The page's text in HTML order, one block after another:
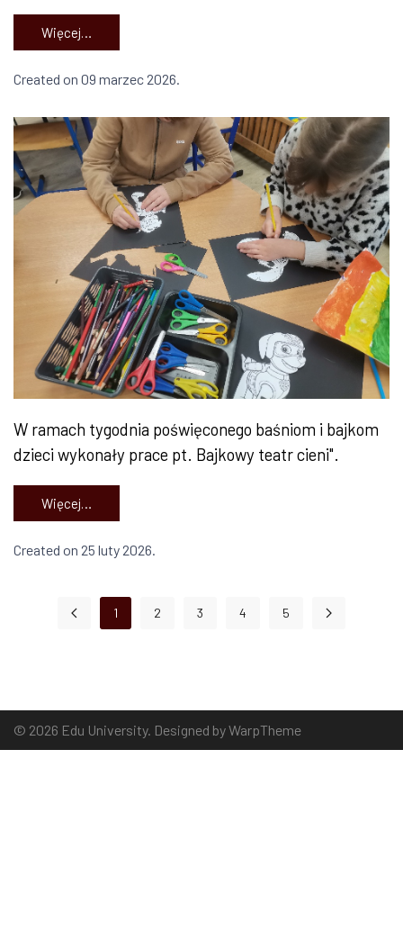
Więcej…
Created on 09 marzec 2026.
W ramach tygodnia poświęconego baśniom i bajkom
dzieci wykonały prace pt. Bajkowy teatr cieni".
Więcej…
Created on 25 luty 2026.
1 2 3 4 5
© 2026 Edu University. Designed byWarpTheme